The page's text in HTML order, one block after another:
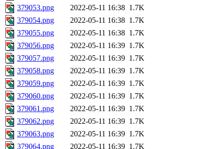
379053.png
2022-05-11 16:38 1.7K
379054.png
2022-05-11 16:38 1.7K
379055.png
2022-05-11 16:38 1.7K
379056.png
2022-05-11 16:39 1.7K
379057.png
2022-05-11 16:39 1.7K
379058.png
2022-05-11 16:39 1.7K
379059.png
2022-05-11 16:39 1.7K
379060.png
2022-05-11 16:39 1.7K
379061.png
2022-05-11 16:39 1.7K
379062.png
2022-05-11 16:39 1.7K
379063.png
2022-05-11 16:39 1.7K
379064.png
2022-05-11 16:39 1.7K